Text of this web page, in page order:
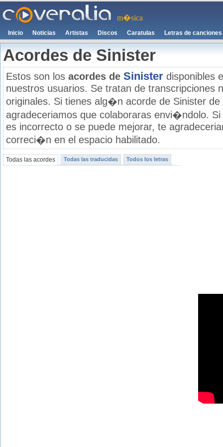
m�sica
Inicio Noticias Artistas Discos Caratulas Letras de canciones
Acordes de Sinister
Estos son los acordes de Sinister disponibles
nuestros usuarios. Se tratan de transcripciones
originales. Si tienes alg�n acorde de Sinister
agradeceriamos que colaboraras envi�ndolo.
es incorrecto o se puede mejorar, te
correci�n en el espacio habilitado.
Todas las acordes Todas las traducidas Todos los letras